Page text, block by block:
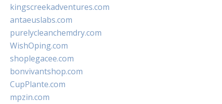
kingscreekadventures.com
antaeuslabs.com
purelycleanchemdry.com
WishOping.com
shoplegacee.com
bonvivantshop.com
CupPlante.com
mpzin.com